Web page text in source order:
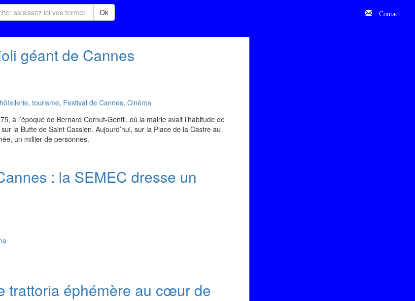
Ok Contact
géant de Cannes
tourisme, Festival de Cannes, Cinéma
à l’époque de Bernard Cornut-Gentil, où la mairie avait l’habitude de
la Butte de Saint Cassien. Aujourd’hui, sur la Place de la Castre au
un millier de personnes.
: la SEMEC dresse un
trattoria éphémère au cœur de